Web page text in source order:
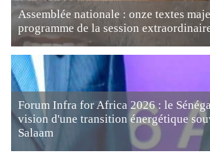
Assemblée nationale : onze textes
programme de la session
Forum Infra for Africa 2026 : le
vision d'une transition énergétique
Salaam